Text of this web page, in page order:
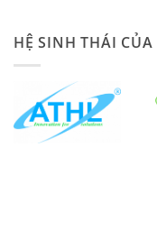
HỆ SINH THÁI